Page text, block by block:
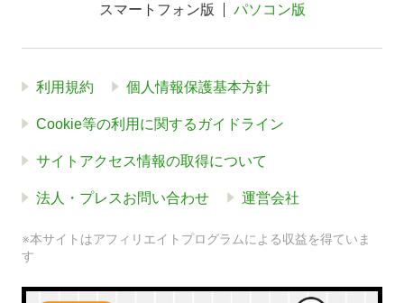
スマートフォン版 パソコン版
利用規約 個人情報保護基本方針
Cookie等の利用に関するガイドライン
サイトアクセス情報の取得について
法人・プレスお問い合わせ 運営会社
※本サイトはアフィリエイトプログラムによる収益を得ていま
す